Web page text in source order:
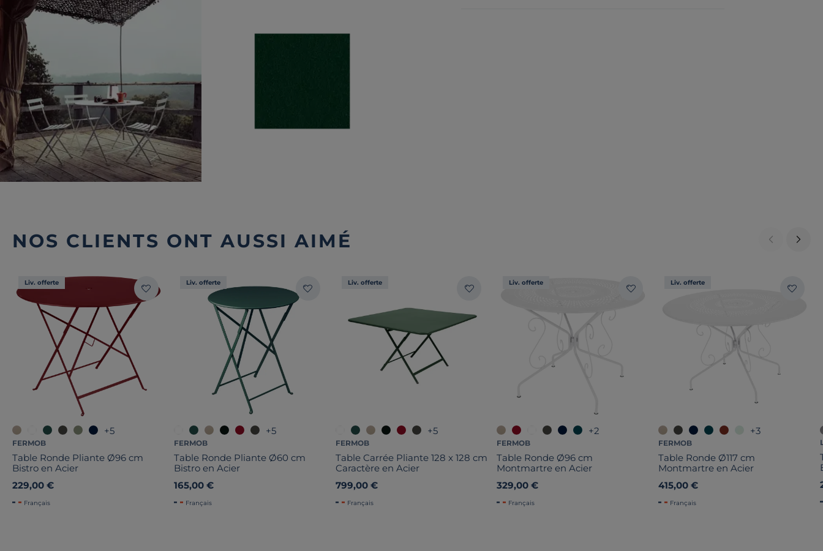
NOS CLIENTS ONT AUSSI AIMÉ
Liv. offerte
+5
FERMOB
Table Ronde Pliante Ø96 cm
Bistro en Acier
229,00 €
Français
Liv. offerte
+5
FERMOB
Table Ronde Pliante Ø60 cm
Bistro en Acier
165,00 €
Français
Liv. offerte
+5
FERMOB
Table Carrée Pliante 128 x 128 cm
Caractère en Acier
799,00 €
Français
Liv. offerte
+2
FERMOB
Table Ronde Ø96 cm
Montmartre en Acier
329,00 €
Français
Liv. offerte
+3
FERMOB
Table Ronde Ø117 cm
Montmartre en Acier
415,00 €
Français